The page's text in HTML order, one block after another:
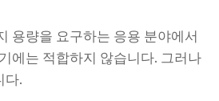
용량을 요구하는 응용 분야에서
에는 적합하지 않습니다. 그러나
다.